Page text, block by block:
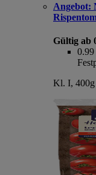
Angebot:
Gültig ab
0.99
Kl. I, 400g